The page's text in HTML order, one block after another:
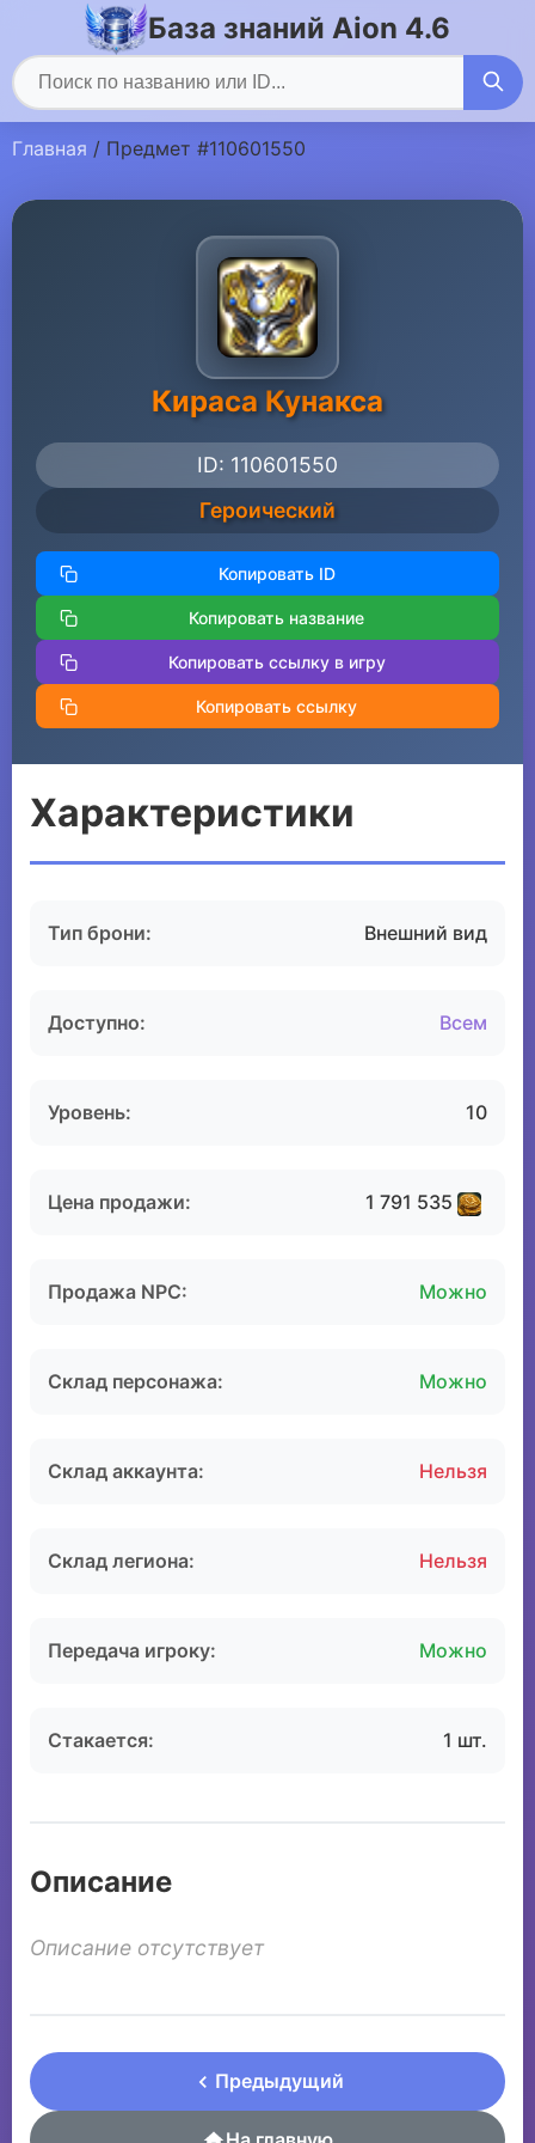
База знаний Aion 4.6
Главная / Предмет #110601550
Кираса Кунакса
ID: 110601550
Героический
Копировать ID
Копировать название
Копировать ссылку в игру
Копировать ссылку
Характеристики
Тип брони: Внешний вид
Доступно: Всем
Уровень: 10
Цена продажи: 1 791 535
Продажа NPC: Можно
Склад персонажа: Можно
Склад аккаунта: Нельзя
Склад легиона: Нельзя
Передача игроку: Можно
Стакается: 1 шт.
Описание
Описание отсутствует
Предыдущий